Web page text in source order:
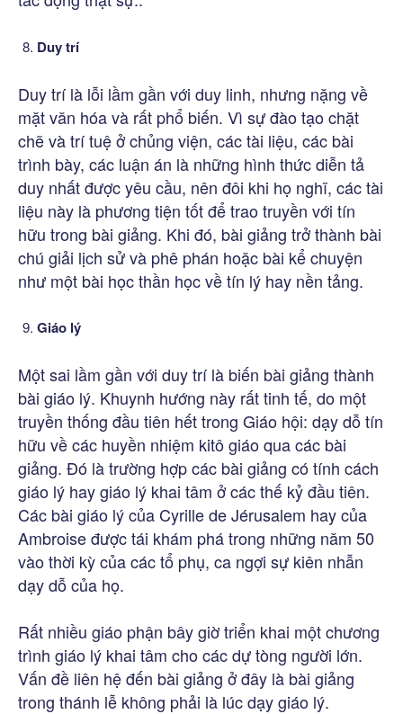
Duy trí
Duy trí là lỗi lầm gần với duy linh, nhưng nặng về
mặt văn hóa và rất phổ biến. Vì sự đào tạo chặt
chẽ và trí tuệ ở chủng viện, các tài liệu, các bài
trình bày, các luận án là những hình thức diễn tả
duy nhất được yêu cầu, nên đôi khi họ nghĩ, các tài
liệu này là phương tiện tốt để trao truyền với tín
hữu trong bài giảng. Khi đó, bài giảng trở thành bài
chú giải lịch sử và phê phán hoặc bài kể chuyện
như một bài học thần học về tín lý hay nền tảng.
Giáo lý
Một sai lầm gần với duy trí là biến bài giảng thành
bài giáo lý. Khuynh hướng này rất tinh tế, do một
truyền thống đầu tiên hết trong Giáo hội: dạy dỗ tín
hữu về các huyền nhiệm kitô giáo qua các bài
giảng. Đó là trường hợp các bài giảng có tính cách
giáo lý hay giáo lý khai tâm ở các thế kỷ đầu tiên.
Các bài giáo lý của Cyrille de Jérusalem hay của
Ambroise được tái khám phá trong những năm 50
vào thời kỳ của các tổ phụ, ca ngợi sự kiên nhẫn
dạy dỗ của họ.
Rất nhiều giáo phận bây giờ triển khai một chương
trình giáo lý khai tâm cho các dự tòng người lớn.
Vấn đề liên hệ đến bài giảng ở đây là bài giảng
trong thánh lễ không phải là lúc dạy giáo lý.